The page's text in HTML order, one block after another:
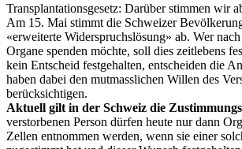
Transplantationsgesetz: Darüber stimmen wir
Am 15. Mai stimmt die Schweizer
«erweiterte Widerspruchslösung» ab. Wer
Organe spenden möchte, soll dies zeitlebens
kein Entscheid festgehalten, entscheiden die
haben dabei den mutmasslichen Willen des
berücksichtigen.
Aktuell gilt in der Schweiz die
verstorbenen Person dürfen heute nur dann
Zellen entnommen werden, wenn sie einer